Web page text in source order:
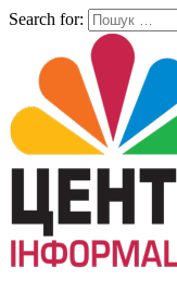
Search for: